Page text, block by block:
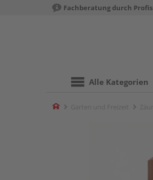
Fachberatung durch Profis
Alle Kategorien
Home